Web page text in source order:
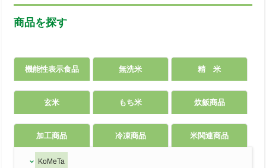
商品を探す
機能性表示食品 無洗米 精 米
玄米 もち米 炊飯商品
加工商品 冷凍商品 米関連商品
KoMeTa